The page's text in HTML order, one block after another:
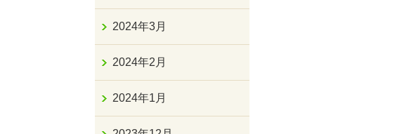
2024年3月
2024年2月
2024年1月